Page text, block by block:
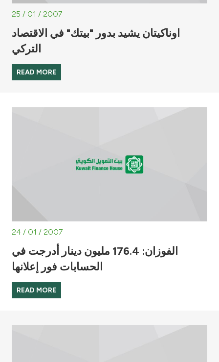
25 / 01 / 2007
اوناكيتان يشيد بدور "بيتك" في الاقتصاد
التركي
READ MORE
24 / 01 / 2007
الفوزان: 176.4 مليون دينار أدرجت في
الحسابات فور إعلانها
READ MORE